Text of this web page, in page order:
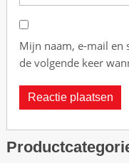
Mijn naam, e-mail en
de volgende keer